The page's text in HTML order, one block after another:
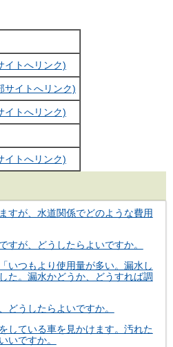
イトへリンク)
サイトへリンク)
イトへリンク)
イトへリンク)
すが、水道関係でどのような費用
すが、どうしたらよいですか。
いつもより使用量が多い。漏水し
た。漏水かどうか、どうすれば調
どうしたらよいですか。
している車を見かけます。汚れた
いですか。